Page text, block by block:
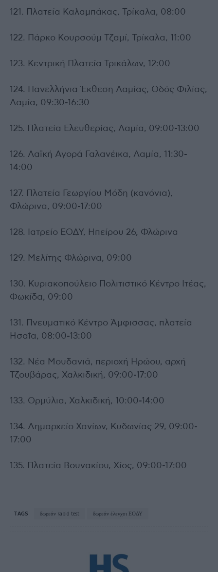
121. Πλατεία Καλαμπάκας, Τρίκαλα, 08:00
122. Πάρκο Κουρσούμ Τζαμί, Τρίκαλα, 11:00
123. Κεντρική Πλατεία Τρικάλων, 12:00
124. Πανελλήνια Έκθεση Λαμίας, Οδός Φιλίας,
Λαμία, 09:30-16:30
125. Πλατεία Ελευθερίας, Λαμία, 09:00-13:00
126. Λαϊκή Αγορά Γαλανέικα, Λαμία, 11:30-
14:00
127. Πλατεία Γεωργίου Μόδη (κανόνια),
Φλώρινα, 09:00-17:00
128. Ιατρείο ΕΟΔΥ, Ηπείρου 26, Φλώρινα
129. Μελίτης Φλώρινα, 09:00
130. Κυριακοπούλειο Πολιτιστικό Κέντρο Ιτέας,
Φωκίδα, 09:00
131. Πνευματικό Κέντρο Άμφισσας, πλατεία
Ησαΐα, 08:00-13:00
132. Νέα Μουδανιά, περιοχή Ηρώου, αρχή
Τζουβάρας, Χαλκιδική, 09:00-17:00
133. Ορμύλια, Χαλκιδική, 10:00-14:00
134. Δημαρχείο Χανίων, Κυδωνίας 29, 09:00-
17:00
135. Πλατεία Βουνακίου, Χίος, 09:00-17:00
TAGS δωρεάν rapid test δωρεάν έλεγχοι ΕΟΔΥ